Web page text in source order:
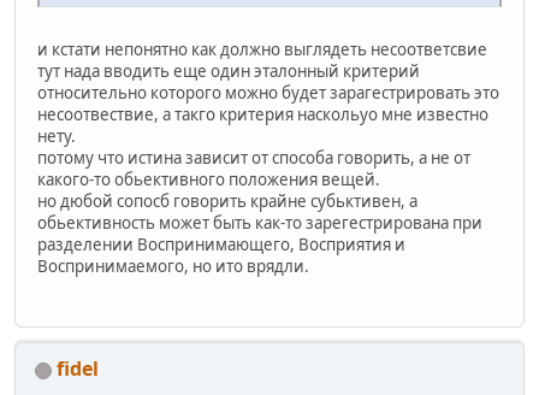
и кстати непонятно как должно выглядеть несоответсвие
тут нада вводить еще один эталонный критерий
относительно которого можно будет зарагестрировать это
несоотвествие, а такго критерия наскольуо мне известно
нету.
потому что истина зависит от способа говорить, а не от
какого-то обьективного положения вещей.
но дюбой сопосб говорить крайне субьктивен, а
обьективность может быть как-то зарегестрирована при
разделении Воспринимающего, Восприятия и
Воспринимаемого, но ито врядли.
fidel